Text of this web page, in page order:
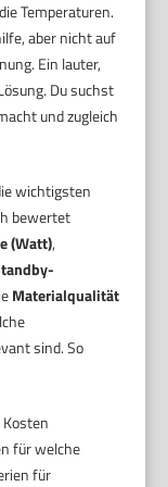
Temperaturen.
aber nicht auf
Ein lauter,
Du suchst
und zugleich
wichtigsten
bewertet
(Watt),
Materialqualität
sind. So
für welche
für